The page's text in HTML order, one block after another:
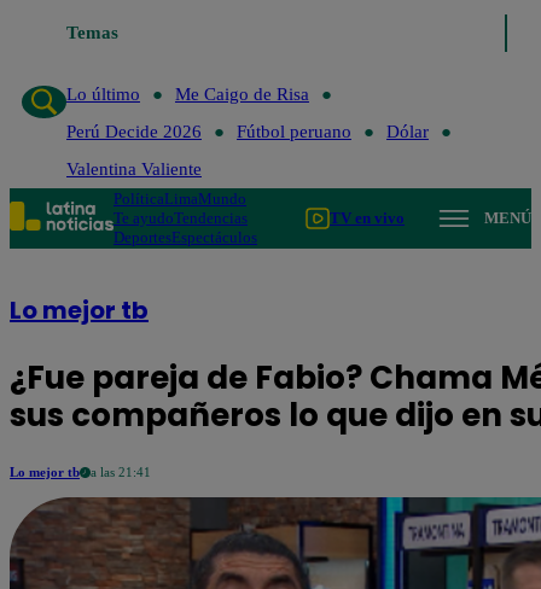
Temas
Lo último
Me Caigo de Risa
Perú Decide 2026
Fútbol peruano
Dólar
Valentina Valiente
PolíticaLimaMundo
Te ayudoTendencias
DeportesEspectáculos
TV en vivo MENÚ
Lo mejor tb
¿Fue pareja de Fabio? Chama
sus compañeros lo que dijo en
Lo mejor tb a las 21:41